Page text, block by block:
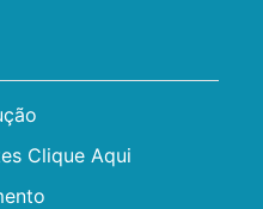
Clique Aqui